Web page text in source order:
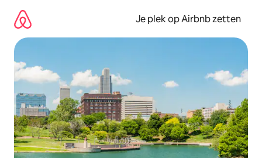
direct
naar
inhoud
Je plek op Airbnb zetten